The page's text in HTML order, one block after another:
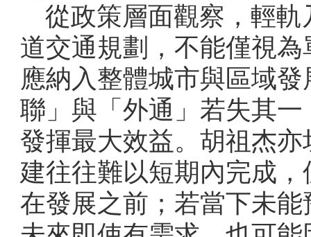
從政策層面觀察，輕
道交通規劃，不能僅視
應納入整體城市與區域
聯」與「外通」若失其
發揮最大效益。胡祖杰
建往往難以短期內完成
在發展之前；若當下未